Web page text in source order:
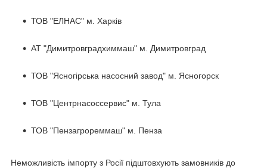
ТОВ "ЕЛНАС" м. Харків
АТ "Димитровградхиммаш" м. Димитровград
ТОВ "Ясногірська насосний завод" м. Ясногорск
ТОВ "Центрнасоссервис" м. Тула
ТОВ "Пензагрореммаш" м. Пенза
Неможливість імпорту з Росії підштовхують замовників до